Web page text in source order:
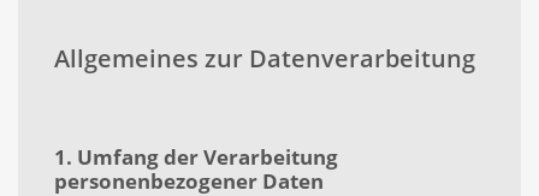
Allgemeines zur Datenverarbeitung
1. Umfang der Verarbeitung
personenbezogener Daten